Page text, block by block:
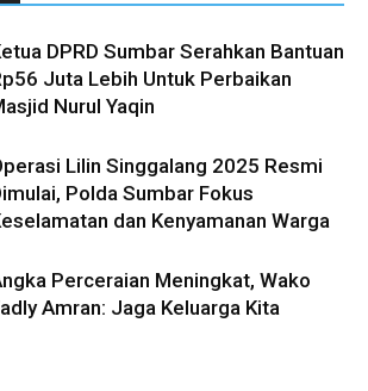
DPRD Sumbar Serahkan Bantuan
Juta Lebih Untuk Perbaikan
Nurul Yaqin
Lilin Singgalang 2025 Resmi
Polda Sumbar Fokus
dan Kenyamanan Warga
Perceraian Meningkat, Wako
Amran: Jaga Keluarga Kita